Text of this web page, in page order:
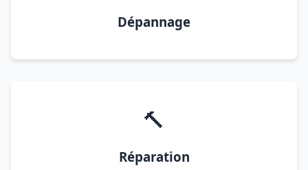
Dépannage
🔨
Réparation